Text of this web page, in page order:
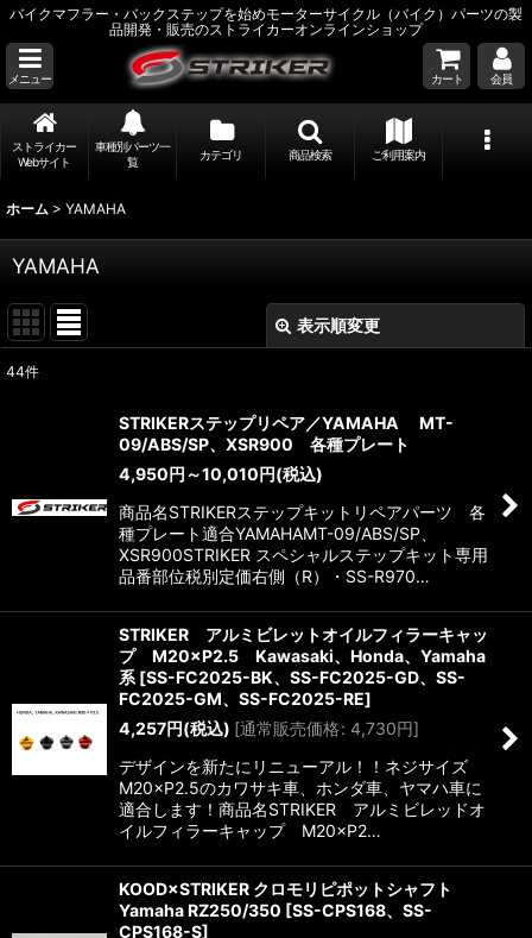
バイクマフラー・バックステップを始めモーターサイクル（バイク）パーツの製
品開発・販売のストライカーオンラインショップ
メニュー カート 会員
ストライカー
Webサイト
車種別パーツ一
覧
カテゴリ 商品検索 ご利用案内
ホーム > YAMAHA
YAMAHA
表示順変更
絞り込む
44件
STRIKERステップリペア／YAMAHA MT-
09/ABS/SP、XSR900 各種プレート
4,950 円 ～10,010 円(税込)
商品名STRIKERステップキットリペアパーツ 各
種プレート適合YAMAHAMT-09/ABS/SP、
XSR900STRIKER スペシャルステップキット専用
品番部位税別定価右側（R）・SS-R970…
STRIKER アルミビレットオイルフィラーキャッ
プ M20×P2.5 Kawasaki、Honda、Yamaha
系 [SS-FC2025-BK、SS-FC2025-GD、SS-
FC2025-GM、SS-FC2025-RE]
4,257円(税込) [通常販売価格: 4,730円]
デザインを新たにリニューアル！！ネジサイズ
M20×P2.5のカワサキ車、ホンダ車、ヤマハ車に
適合します！商品名STRIKER アルミビレッドオ
イルフィラーキャップ M20×P2…
KOOD×STRIKER クロモリピポットシャフト
Yamaha RZ250/350 [SS-CPS168、SS-
CPS168-S]